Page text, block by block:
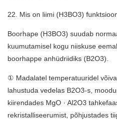
22. Mis on liimi (H3BO3)
Boorhape (H3BO3) suudab
kuumutamisel kogu niiskuse
boorhappe anhüdriidiks (B2O3).
① Madalatel temperatuuridel
lahustuda vedelas B2O3-s,
kiirendades MgO · Al2O3
rekristalliseerumist, põhjustades